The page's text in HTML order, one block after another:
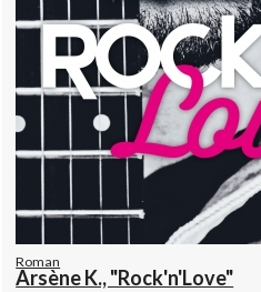
Roman
Arsène K., "Rock'n'Love"